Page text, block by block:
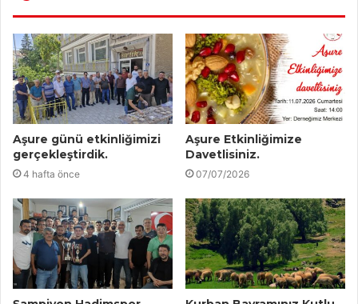
Aşure günü etkinliğimizi
gerçekleştirdik.
4 hafta önce
Aşure Etkinliğimize
Davetlisiniz.
07/07/2026